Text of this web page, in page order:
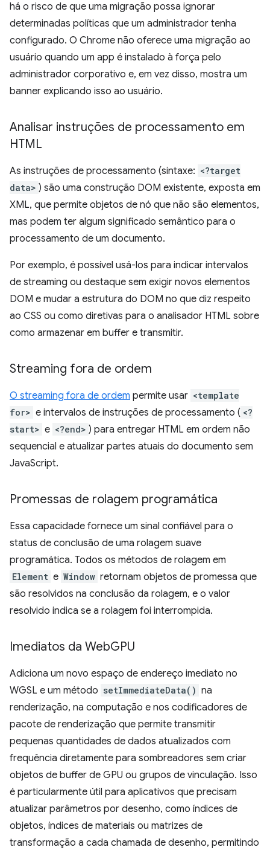
há o risco de que uma migração possa ignorar
determinadas políticas que um administrador tenha
configurado. O Chrome não oferece uma migração ao
usuário quando um app é instalado à força pelo
administrador corporativo e, em vez disso, mostra um
banner explicando isso ao usuário.
Analisar instruções de processamento em
HTML
As instruções de processamento (sintaxe: <?target
data> ) são uma construção DOM existente, exposta em
XML, que permite objetos de nó que não são elementos,
mas podem ter algum significado semântico para o
processamento de um documento.
Por exemplo, é possível usá-los para indicar intervalos
de streaming ou destaque sem exigir novos elementos
DOM e mudar a estrutura do DOM no que diz respeito
ao CSS ou como diretivas para o analisador HTML sobre
como armazenar em buffer e transmitir.
Streaming fora de ordem
O streaming fora de ordem permite usar <template
for> e intervalos de instruções de processamento ( <?
start> e <?end> ) para entregar HTML em ordem não
sequencial e atualizar partes atuais do documento sem
JavaScript.
Promessas de rolagem programática
Essa capacidade fornece um sinal confiável para o
status de conclusão de uma rolagem suave
programática. Todos os métodos de rolagem em
Element e Window retornam objetos de promessa que
são resolvidos na conclusão da rolagem, e o valor
resolvido indica se a rolagem foi interrompida.
Imediatos da WebGPU
Adiciona um novo espaço de endereço imediato no
WGSL e um método setImmediateData() na
renderização, na computação e nos codificadores de
pacote de renderização que permite transmitir
pequenas quantidades de dados atualizados com
frequência diretamente para sombreadores sem criar
objetos de buffer de GPU ou grupos de vinculação. Isso
é particularmente útil para aplicativos que precisam
atualizar parâmetros por desenho, como índices de
objetos, índices de materiais ou matrizes de
transformação a cada chamada de desenho, permitindo